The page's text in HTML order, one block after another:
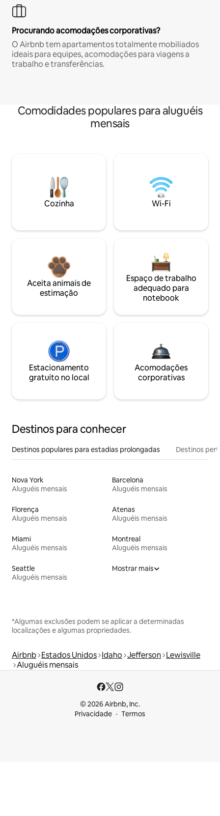
Procurando acomodações corporativas?
O Airbnb tem apartamentos totalmente mobiliados
ideais para equipes, acomodações para viagens a
trabalho e transferências.
Comodidades populares para aluguéis
mensais
Cozinha Wi-Fi
Aceita animais de
estimação
Espaço de trabalho
adequado para
notebook
Estacionamento
gratuito no local
Acomodações
corporativas
Destinos para conhecer
Destinos populares para estadias prolongadas Destinos
Nova York
Aluguéis mensais
Barcelona
Aluguéis mensais
Florença
Aluguéis mensais
Atenas
Aluguéis mensais
Miami
Aluguéis mensais
Montreal
Aluguéis mensais
Seattle
Aluguéis mensais
Mostrar mais
*Algumas exclusões podem se aplicar a determinadas
localizações e algumas propriedades.
Airbnb Estados Unidos Idaho Jefferson Lewisville
Aluguéis mensais
© 2026 Airbnb, Inc.
Privacidade
Termos